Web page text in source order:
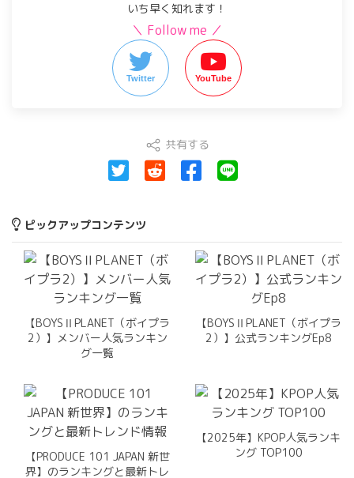
いち早く知れます！
＼ Follow me ／
Twitter YouTube
共有する
ピックアップコンテンツ
【BOYSⅡPLANET（ボイプラ
2）】メンバー人気ランキン
グ一覧
【BOYSⅡPLANET（ボイプラ
2）】公式ランキングEp8
【PRODUCE 101 JAPAN 新世
界】のランキングと最新トレ
【2025年】KPOP人気ランキ
ング TOP100